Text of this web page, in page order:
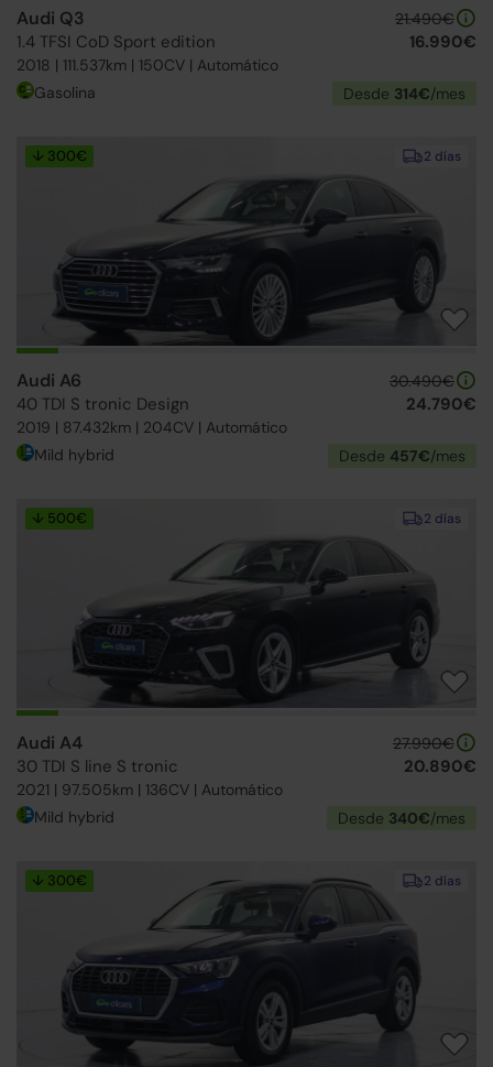
Audi Q3
1.4 TFSI CoD Sport edition
2018 | 111.537km | 150CV | Automático
21.490€
16.990€
Gasolina Desde 314€/mes
2 días
↓ 300€
Audi A6
40 TDI S tronic Design
2019 | 87.432km | 204CV | Automático
30.490€
24.790€
Mild hybrid Desde 457€/mes
2 días
↓ 500€
Audi A4
30 TDI S line S tronic
2021 | 97.505km | 136CV | Automático
27.990€
20.890€
Mild hybrid Desde 340€/mes
2 días
↓ 300€